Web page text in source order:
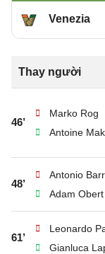
Venezia
Thay người
46’
Marko Rog
Antoine
48’
Antonio
Adam Obert
61’
Leonardo
Gianluca